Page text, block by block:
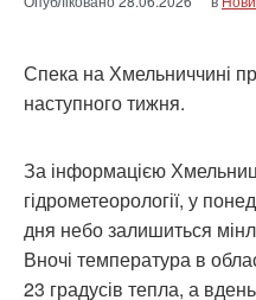
Спека на Хмельниччині
наступного тижня.
За інформацією
гідрометеорології, у
дня небо залишиться
Вночі температура в
23 градусів тепла, а